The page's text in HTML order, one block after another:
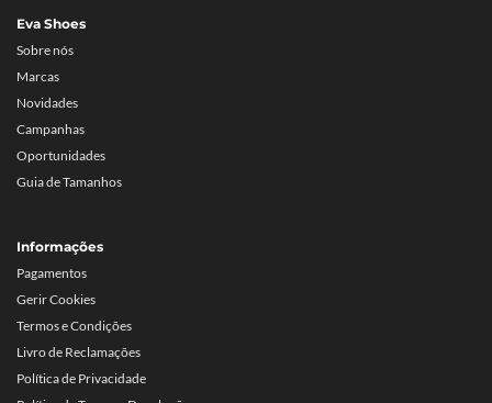
Eva Shoes
Sobre nós
Marcas
Novidades
Campanhas
Oportunidades
Guia de Tamanhos
Informações
Pagamentos
Gerir Cookies
Termos e Condições
Livro de Reclamações
Política de Privacidade